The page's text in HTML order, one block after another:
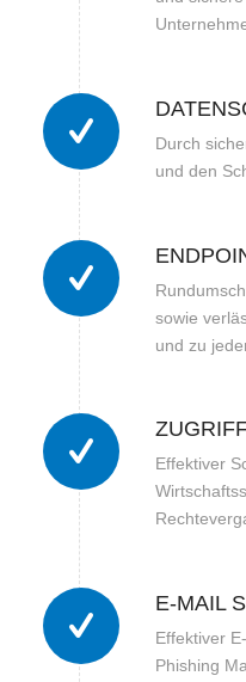
Durch
und den
sowie
und zu
Effektiver
E-MAIL
Effektiver
Phishing